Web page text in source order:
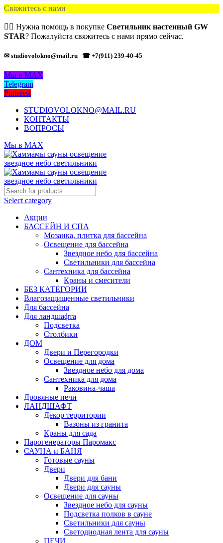
Свяжитесь с нами
🙋‍♂️ Нужна помощь в покупке Светильник настенный GW
STAR? Пожалуйста свяжитесь с нами прямо сейчас.
✉ studiovolokno@mail.ru ☎ +7(911) 239-40-45
Мы в MAX
Telegram
Pinterest
STUDIOVOLOKNO@MAIL.RU
КОНТАКТЫ
ВОПРОСЫ
Мы в MAX
Select category
Акции
БАССЕЙН И СПА
Мозаика, плитка для бассейна
Освещение для бассейна
Звездное небо для бассейна
Светильники для бассейна
Сантехника для бассейна
Краны и смесители
БЕЗ КАТЕГОРИИ
Влагозащищенные светильники
Для бассейна
Для ландшафта
Подсветка
Столбики
ДОМ
Двери и Перегородки
Освещение для дома
Звездное небо для дома
Сантехника для дома
Раковина-чаша
Дровяные печи
ЛАНДШАФТ
Декор территории
Вазоны из гранита
Краны для сада
Парогенераторы Паромакс
САУНА и БАНЯ
Готовые сауны
Двери
Двери для бани
Двери для сауны
Освещение для сауны
Звездное небо для сауны
Подсветка полков в сауне
Светильники для сауны
Светодиодная лента для сауны
ПЕЧИ